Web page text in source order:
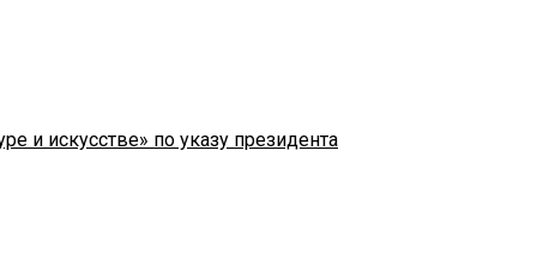
и искусстве» по указу президента